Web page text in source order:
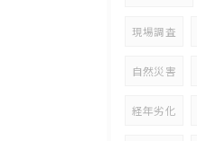
現場調査
自然災害
経年劣化